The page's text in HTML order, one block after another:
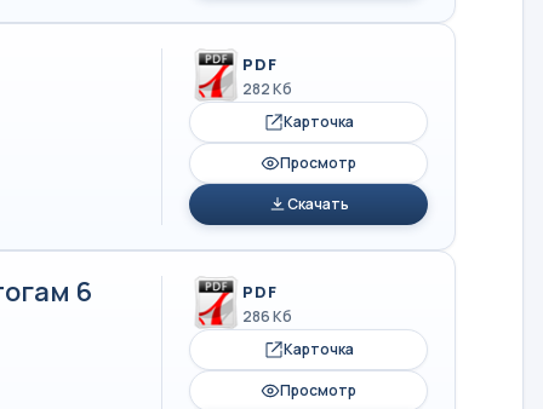
PDF
282 Кб
Карточка
Просмотр
Скачать
6 PDF
286 Кб
Карточка
Просмотр